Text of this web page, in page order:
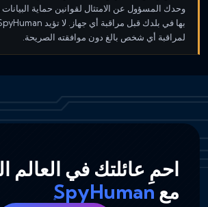
وحدك المسؤول عن الامتثال لقوانين حماية
لمراقبة أي شخص بالغ دون موافقته الصريحة.
احمِ عائلتك في العالم
مع SpyHuman